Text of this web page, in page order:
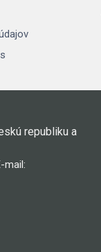
republiku a
mail: